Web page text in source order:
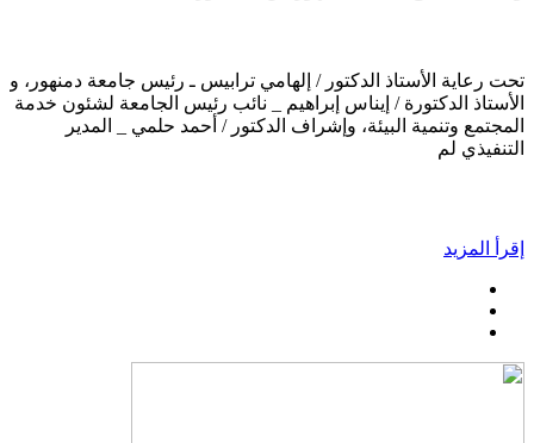
تحت رعاية الأستاذ الدكتور / إلهامي ترابيس ـ رئيس جامعة دمنهور، و
الأستاذ الدكتورة / إيناس إبراهيم _ نائب رئيس الجامعة لشئون خدمة
المجتمع وتنمية البيئة، وإشراف الدكتور / أحمد حلمي _ المدير
التنفيذي لم
إقرأ المزيد